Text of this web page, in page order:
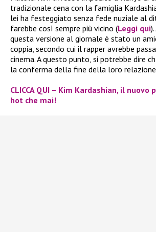
tradizionale cena con la famiglia
lei ha festeggiato senza fede nuziale al
farebbe così sempre più vicino (Leggi qui
questa versione al giornale è stato un
coppia, secondo cui il rapper avrebbe
cinema. A questo punto, si potrebbe dire
la conferma della fine della loro
CLICCA QUI – Kim Kardashian, il nuovo
hot che mai!